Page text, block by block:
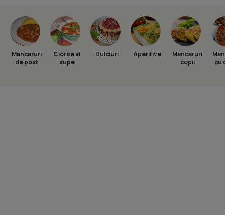
Mancaruri
de post
Ciorbe si
supe
Dulciuri Aperitive
Mancaruri
copii
cu